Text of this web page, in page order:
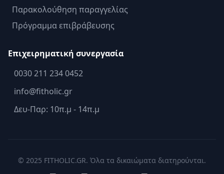
Παρακολούθηση παραγγελίας
Πρόγραμμα επιβράβευσης
Επιχειρηματική συνεργασία
0030 211 234 0452
info@fitholic.gr
Δευ-Παρ: 10π.μ - 14π.μ
© 2025 FITHOLIC.GR. Όλα τα δικαιώματα διατηρούνται.